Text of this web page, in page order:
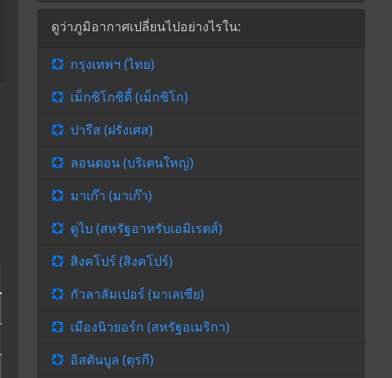
ดูว่าภูมิอากาศเปลี่ยนไปอย่างไรใน:
กรุงเทพฯ (ไทย)
เม็กซิโกซิตี้ (เม็กซิโก)
ปารีส (ฝรั่งเศส)
ลอนดอน (บริเตนใหญ่)
มาเก๊า (มาเก๊า)
ดูไบ (สหรัฐอาหรับเอมิเรตส์)
สิงคโปร์ (สิงคโปร์)
กัวลาลัมเปอร์ (มาเลเซีย)
เมืองนิวยอร์ก (สหรัฐอเมริกา)
อิสตันบูล (ตุรกี)